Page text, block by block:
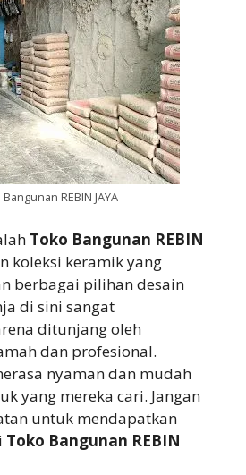
REBIN JAYA
Toko Bangunan REBIN
koleksi keramik yang
berbagai pilihan desain
di sini sangat
ditunjang oleh
dan profesional.
nyaman dan mudah
yang mereka cari. Jangan
untuk mendapatkan
Toko Bangunan REBIN